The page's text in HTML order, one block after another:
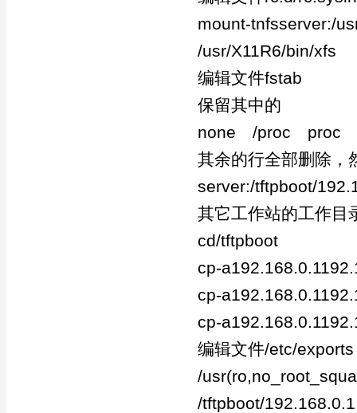
mount-tnfsserver:/
/usr/X11R6/bin/xfs
编辑文件fstab
保留其中的
none /proc proc
其余的行全部删除，
server:/tftpboot/
其它工作站的工作目
cd/tftpboot
cp-
cp-
cp-
编辑文件/etc/
/
/tftpboot/